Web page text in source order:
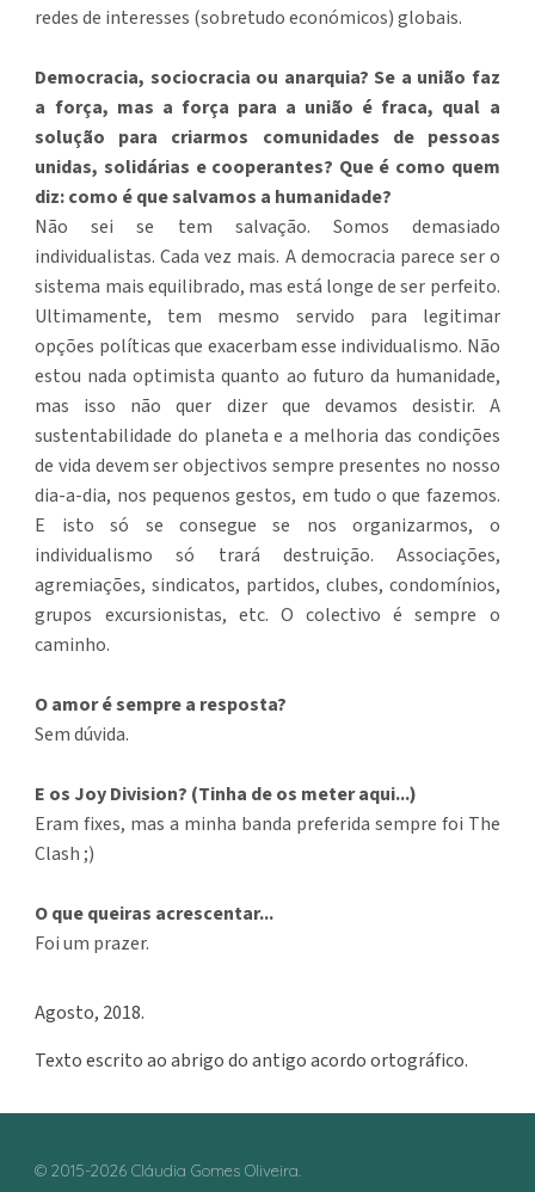
redes de interesses (sobretudo económicos) globais.
Democracia, sociocracia ou anarquia? Se a união faz
a força, mas a força para a união é fraca, qual a
solução para criarmos comunidades de pessoas
unidas, solidárias e cooperantes? Que é como quem
diz: como é que salvamos a humanidade?
Não sei se tem salvação. Somos demasiado
individualistas. Cada vez mais. A democracia parece ser o
sistema mais equilibrado, mas está longe de ser perfeito.
Ultimamente, tem mesmo servido para legitimar
opções políticas que exacerbam esse individualismo. Não
estou nada optimista quanto ao futuro da humanidade,
mas isso não quer dizer que devamos desistir. A
sustentabilidade do planeta e a melhoria das condições
de vida devem ser objectivos sempre presentes no nosso
dia-a-dia, nos pequenos gestos, em tudo o que fazemos.
E isto só se consegue se nos organizarmos, o
individualismo só trará destruição. Associações,
agremiações, sindicatos, partidos, clubes, condomínios,
grupos excursionistas, etc. O colectivo é sempre o
caminho.
O amor é sempre a resposta?
Sem dúvida.
E os Joy Division? (Tinha de os meter aqui...)
Eram fixes, mas a minha banda preferida sempre foi The
Clash ;)
O que queiras acrescentar...
Foi um prazer.
Agosto, 2018.
Texto escrito ao abrigo do antigo acordo ortográfico.
© 2015-2026 Cláudia Gomes Oliveira.